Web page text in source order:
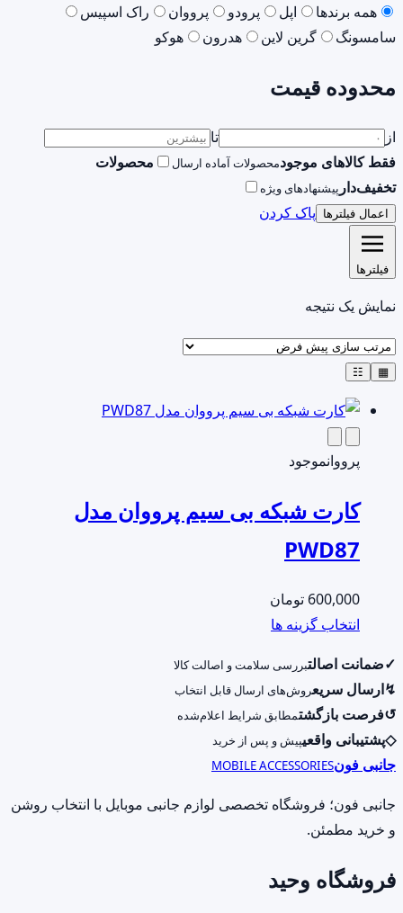
همه برندها اپل پرودو پرووان
راک اسپیس
سامسونگ
گرین لاین هدرون هوکو
محدوده قیمت
از
تا
فقط کالاهای موجودمحصولات آماده ارسال
محصولات
تخفیف‌دار پیشنهادهای ویژه
اعمال فیلترها پاک کردن
فیلترها
نمایش یک نتیجه
▦
☷
پرووانموجود
کارت شبکه بی سیم پرووان مدل
PWD87
600,000 تومان
انتخاب گزینه ها
دارای
انواع
مختلفی
می
باشد.
گزینه
است
✓ضمانت اصالتبررسی سلامت و اصالت کالا
↯ارسال سریعروش‌های ارسال قابل انتخاب
↺فرصت بازگشتمطابق شرایط اعلام‌شده
◇پشتیبانی واقعیپیش و پس از خرید
جانبی فونMOBILE ACCESSORIES
جانبی فون؛ فروشگاه تخصصی لوازم جانبی موبایل با انتخاب روشن
و خرید مطمئن.
فروشگاه وحید